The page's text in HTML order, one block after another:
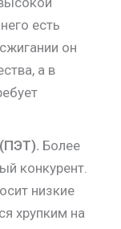
есть
он
а в
Более
конкурент.
низкие
хрупким на